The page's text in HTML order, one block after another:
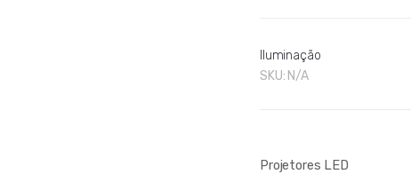
Iluminação
SKU: N/A
Projetores LED